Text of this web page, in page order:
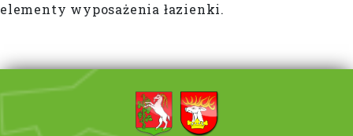
elementy wyposażenia łazienki.